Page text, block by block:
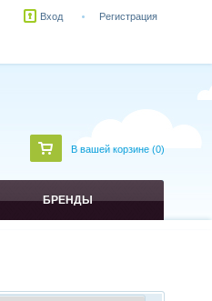
Вход Регистрация
В вашей корзине (0)
БРЕНДЫ